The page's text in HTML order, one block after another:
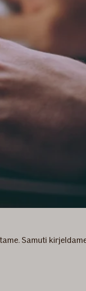
Samuti